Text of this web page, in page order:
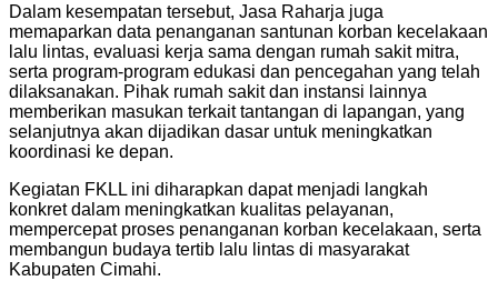
Dalam kesempatan tersebut, Jasa Raharja juga
memaparkan data penanganan santunan korban kecelakaan
lalu lintas, evaluasi kerja sama dengan rumah sakit mitra,
serta program-program edukasi dan pencegahan yang telah
dilaksanakan. Pihak rumah sakit dan instansi lainnya
memberikan masukan terkait tantangan di lapangan, yang
selanjutnya akan dijadikan dasar untuk meningkatkan
koordinasi ke depan.
Kegiatan FKLL ini diharapkan dapat menjadi langkah
konkret dalam meningkatkan kualitas pelayanan,
mempercepat proses penanganan korban kecelakaan, serta
membangun budaya tertib lalu lintas di masyarakat
Kabupaten Cimahi.